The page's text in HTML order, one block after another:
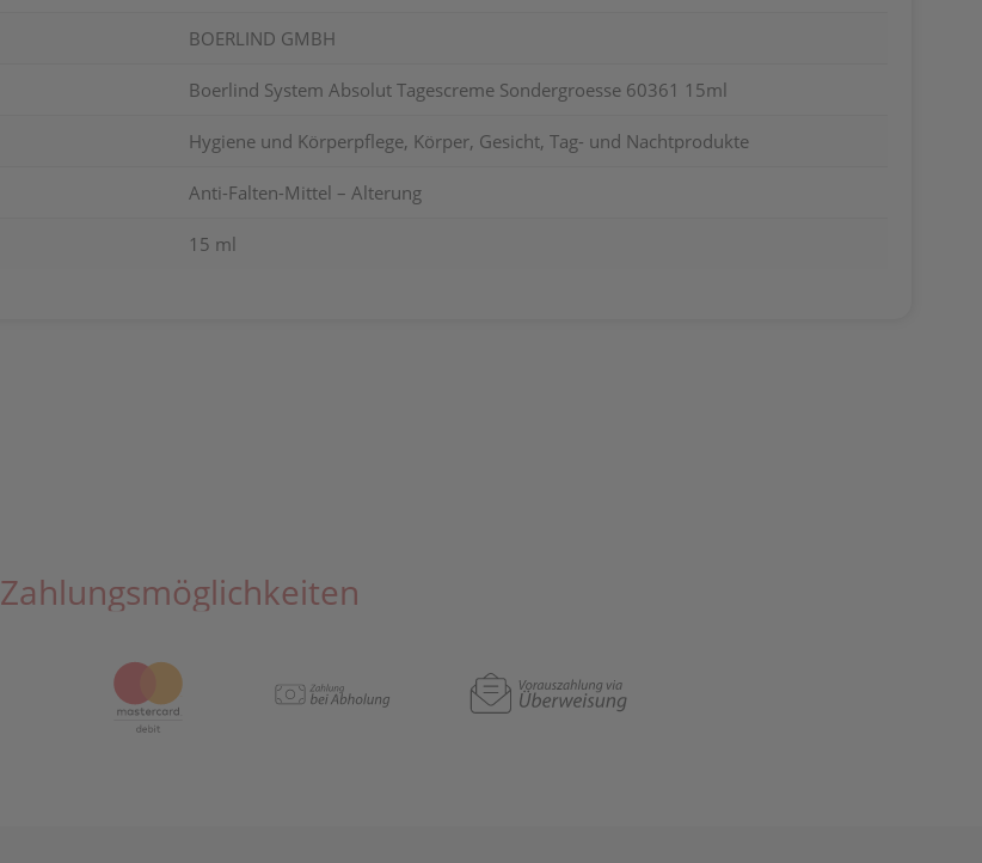
BOERLIND GMBH
Boerlind System Absolut Tagescreme Sondergroesse 60361 15ml
Hygiene und Körperpflege, Körper, Gesicht, Tag- und Nachtprodukte
Anti-Falten-Mittel – Alterung
15 ml
Zahlungsmöglichkeiten